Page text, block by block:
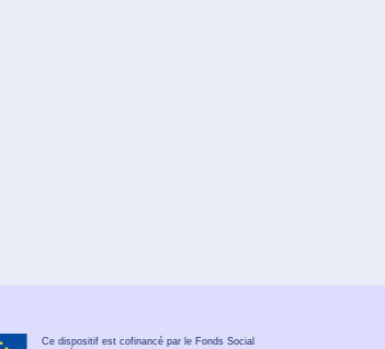
Ce dispositif est cofinancé par le Fonds Social